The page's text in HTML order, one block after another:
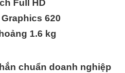
Full HD
620
1.6 kg
chuẩn doanh nghiệp